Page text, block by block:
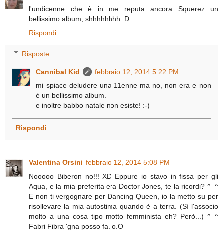
l'undicenne che è in me reputa ancora Squerez un
bellissimo album, shhhhhhhh :D
Rispondi
Risposte
Cannibal Kid
febbraio 12, 2014 5:22 PM
mi spiace deludere una 11enne ma no, non era e non
è un bellissimo album.
e inoltre babbo natale non esiste! :-)
Rispondi
Valentina Orsini febbraio 12, 2014 5:08 PM
Nooooo Biberon no!!! XD Eppure io stavo in fissa per gli
Aqua, e la mia preferita era Doctor Jones, te la ricordi? ^_^
E non ti vergognare per Dancing Queen, io la metto su per
risollevare la mia autostima quando è a terra. (Sì l'associo
molto a una cosa tipo motto femminista eh? Però...) ^_^
Fabri Fibra 'gna posso fa. o.O